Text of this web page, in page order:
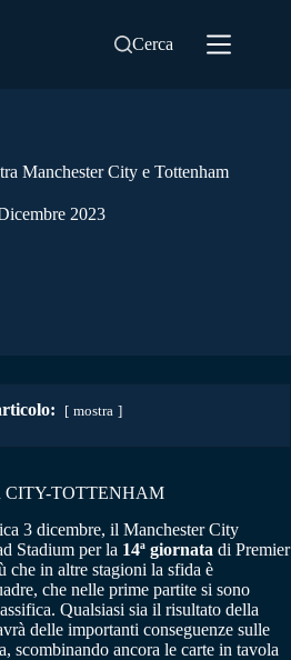
Cerca
Manchester City e Tottenham
2023
mostra
CITY-TOTTENHAM
3 dicembre, il Manchester City
Stadium per la 14ª giornata di Premier
che in altre stagioni la sfida è
che nelle prime partite si sono
Qualsiasi sia il risultato della
delle importanti conseguenze sulle
scombinando ancora le carte in tavola